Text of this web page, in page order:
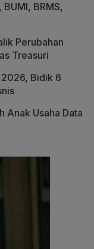
BRMS,
Perubahan
Treasuri
Bidik 6
Anak Usaha Data